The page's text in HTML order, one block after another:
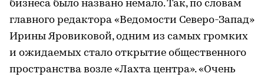
бизнеса было названо немало. Так, по словам
главного редактора «Ведомости Северо-Запад»
Ирины Яровиковой, одним из самых громких
и ожидаемых стало открытие общественного
пространства возле «Лахта центра». «Очень